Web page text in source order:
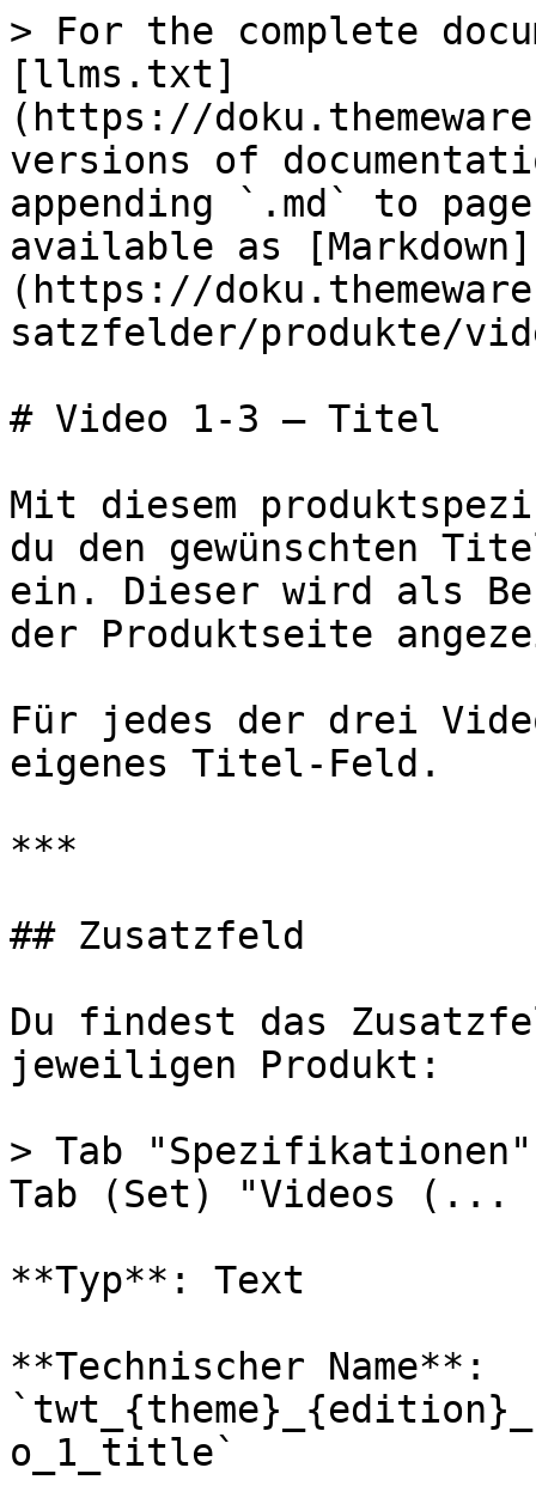
> For the complete
[llms.txt]
(https://
versions of
appending `.md` to
available as [Markdown]
(https://
satzfelder/produkte/
# Video 1-3 – Titel
Mit diesem
du den gewünschten
ein. Dieser wird als
der Produktseite
Für jedes der drei
eigenes Titel-Feld.
***
## Zusatzfeld
Du findest das
jeweiligen Produkt:
> Tab
Tab (Set) "Videos (...
**Typ**: Text
**Technischer Name**:
o_1_title`